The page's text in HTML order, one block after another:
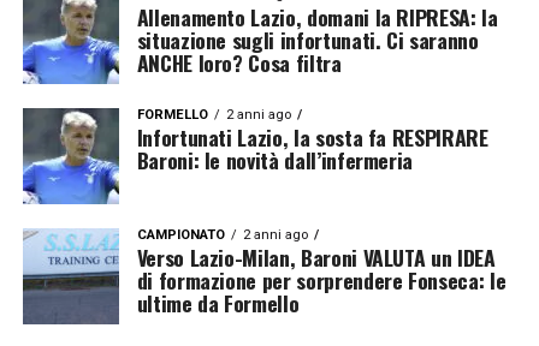
Allenamento Lazio, domani la RIPRESA: la
situazione sugli infortunati. Ci saranno
ANCHE loro? Cosa filtra
FORMELLO 2 anni ago
Infortunati Lazio, la sosta fa RESPIRARE
Baroni: le novità dall’infermeria
CAMPIONATO 2 anni ago
Verso Lazio-Milan, Baroni VALUTA un IDEA
di formazione per sorprendere Fonseca: le
ultime da Formello